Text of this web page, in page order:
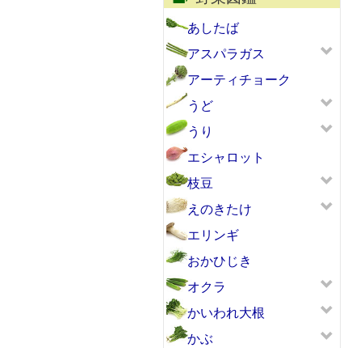
あしたば
アスパラガス
アーティチョーク
うど
うり
エシャロット
枝豆
えのきたけ
エリンギ
おかひじき
オクラ
かいわれ大根
かぶ
メークイン（花）